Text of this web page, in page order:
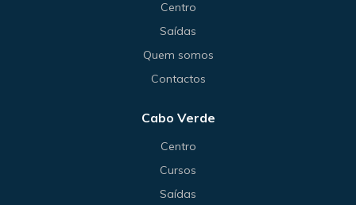
Centro
Saídas
Quem somos
Contactos
Cabo Verde
Centro
Cursos
Saídas